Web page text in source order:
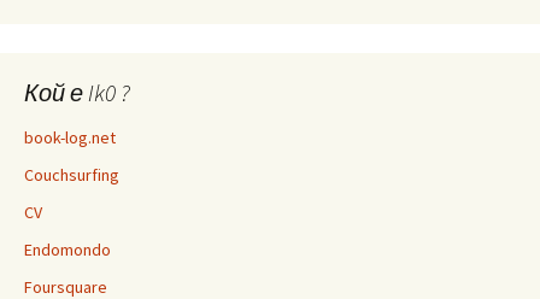
Кой е Ik0 ?
book-log.net
Couchsurfing
CV
Endomondo
Foursquare